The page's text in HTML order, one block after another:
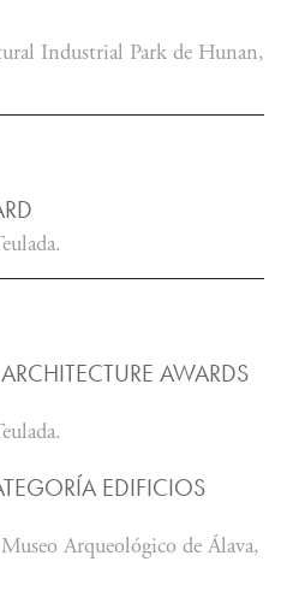
Industrial Park de Hunan,
AWARDS
EDIFICIOS
Arqueológico de Álava,